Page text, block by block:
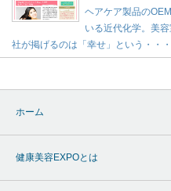
ヘアケア製品の
いる近代化学。美
社が掲げるのは「幸せ」という・・・
ホーム
健康美容EXPOとは